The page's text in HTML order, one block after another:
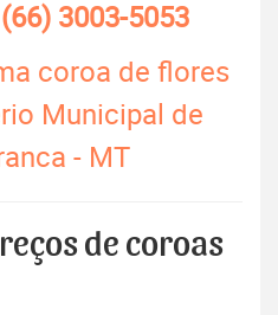
(66) 3003-5053
coroa de flores
Municipal de
- MT
de coroas